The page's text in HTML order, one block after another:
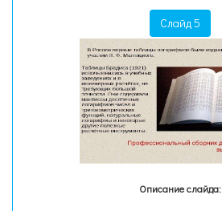
Слайд 5
Описание слайда: